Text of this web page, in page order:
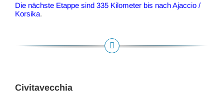
Die nächste Etappe sind 335 Kilometer bis nach Ajaccio /
Korsika.
Civitavecchia